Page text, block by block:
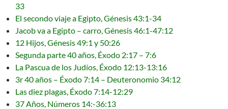
33
El secondo viaje a Egipto, Génesis 43:1-34
Jacob va a Egipto – carro, Génesis 46:1-47:12
12 Hijos, Génesis 49:1 y 50:26
Segunda parte 40 años, Éxodo 2:17 – 7:6
La Pascua de los Judíos, Éxodo 12:13-13:16
3r 40 años – Éxodo 7:14 – Deuteronomio 34:12
Las diez plagas, Éxodo 7:14-12:29
37 Años, Números 14:-36:13